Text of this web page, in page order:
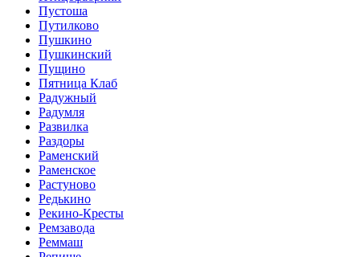
Пустоша
Путилково
Пушкино
Пушкинский
Пущино
Пятница Клаб
Радужный
Радумля
Развилка
Раздоры
Раменский
Раменское
Растуново
Редькино
Рекино-Кресты
Ремзавода
Реммаш